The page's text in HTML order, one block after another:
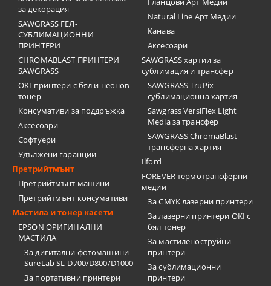
за декорация
SAWGRASS ГЕЛ-
СУБЛИМАЦИОННИ
ПРИНТЕРИ
CHROMABLAST ПРИНТЕРИ
SAWGRASS
OKI принтери с бял и неонов
тонер
Консумативи за поддръжка
Аксесоари
Софтуери
Удължени гаранции
Претрийтмънт
Претрийтмънт машини
Претрийтмънт консумативи
Мастила и тонер касети
EPSON ОРИГИНАЛНИ
МАСТИЛА
За дигитални фотомашини
SureLab SL-D700/D800/D1000
За портативни принтери
Natural Line Арт Медии
Канава
Аксесоари
SAWGRASS хартии за
сублимация и трансфер
SAWGRASS TruPix
сублимационна хартия
Sawgrass VersiFlex Light
Media за трансфер
SAWGRASS ChromaBlast
трансферна хартия
Ilford
FOREVER термотрансферни
медии
За CMYK лазерни принтери
За лазерни принтери OKI с
бял тонер
За мастиленоструйни
принтери
За сублимационни
принтери